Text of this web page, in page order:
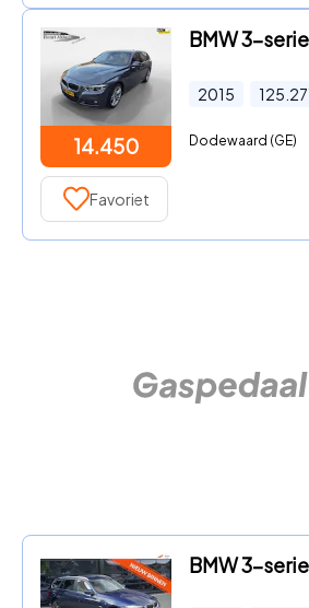
14.450
2015
Dodewaard (GE)
Favoriet